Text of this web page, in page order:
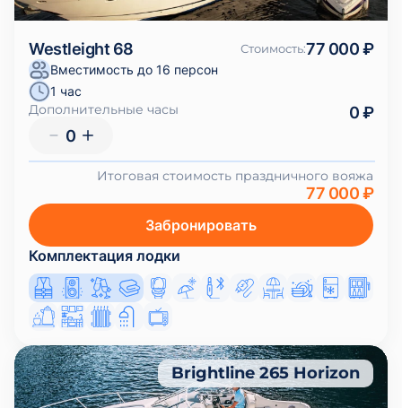
Westleight 68 Стоимость:77 000 ₽
Вместимость до 16 персон
1 час
Дополнительные часы
0
0 ₽
Итоговая стоимость праздничного вояжа
77 000 ₽
Забронировать
Комплектация лодки
Brightline 265 Horizon